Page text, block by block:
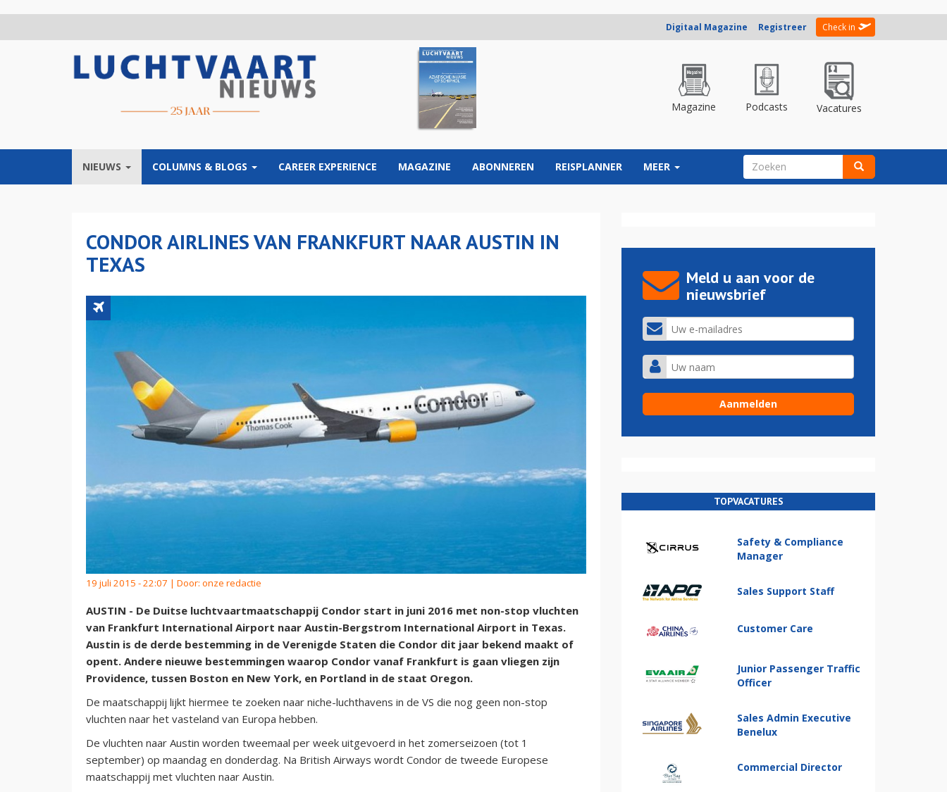
Digitaal Magazine Registreer Check in
Magazine Podcasts Vacatures
NIEUWS COLUMNS & BLOGS CAREER EXPERIENCE MAGAZINE ABONNEREN REISPLANNER MEER ZOEKVELD
CONDOR AIRLINES VAN FRANKFURT NAAR AUSTIN IN
TEXAS
19 juli 2015 - 22:07 | Door: onze redactie
AUSTIN - De Duitse luchtvaartmaatschappij Condor start in juni 2016 met non-stop vluchten
van Frankfurt International Airport naar Austin-Bergstrom International Airport in Texas.
Austin is de derde bestemming in de Verenigde Staten die Condor dit jaar bekend maakt of
opent. Andere nieuwe bestemmingen waarop Condor vanaf Frankfurt is gaan vliegen zijn
Providence, tussen Boston en New York, en Portland in de staat Oregon.
De maatschappij lijkt hiermee te zoeken naar niche-luchthavens in de VS die nog geen non-stop
vluchten naar het vasteland van Europa hebben.
De vluchten naar Austin worden tweemaal per week uitgevoerd in het zomerseizoen (tot 1
september) op maandag en donderdag. Na British Airways wordt Condor de tweede Europese
maatschappij met vluchten naar Austin.
Meld u aan voor de
nieuwsbrief
TOPVACATURES
Safety & Compliance
Manager
Sales Support Staff
Customer Care
Junior Passenger Traffic
Officer
Sales Admin Executive
Benelux
Commercial Director